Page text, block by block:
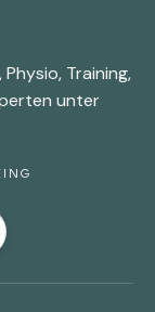
Training,
unter